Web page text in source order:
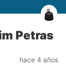
Petras
hace 4 años